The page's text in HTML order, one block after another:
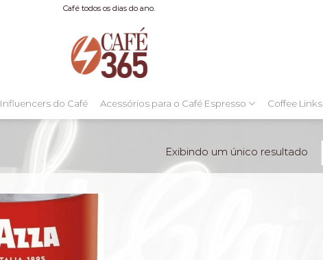
Café todos os dias do ano.
Influencers do Café Acessórios para o Café Espresso Coffee Links
Exibindo um único resultado